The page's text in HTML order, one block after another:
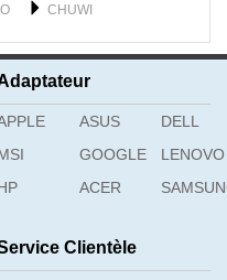
CHUWI
GIGABYTE
HASEE
ASUS
DELL
GOOGLE
LENOVO
ACER
Clientèle